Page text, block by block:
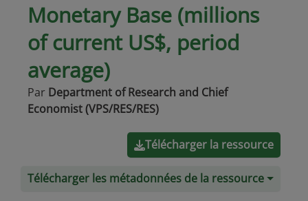
Monetary Base (millions
of current US$, period
average)
Par Department of Research and Chief
Economist (VPS/RES/RES)
Télécharger la ressource
Télécharger les métadonnées de la ressource